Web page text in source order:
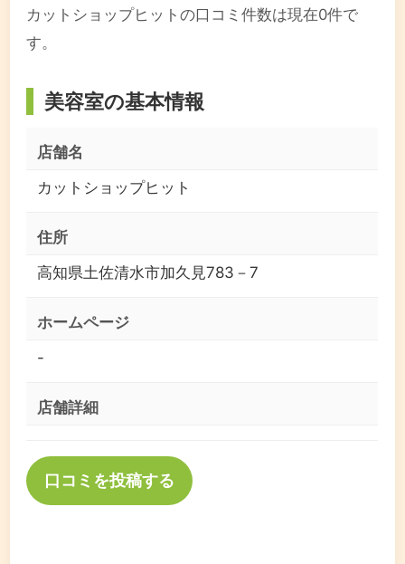
カットショップヒットの口コミ件数は現在0件で
す。
美容室の基本情報
店舗名
カットショップヒット
住所
高知県土佐清水市加久見783－7
ホームページ
-
店舗詳細
口コミを投稿する